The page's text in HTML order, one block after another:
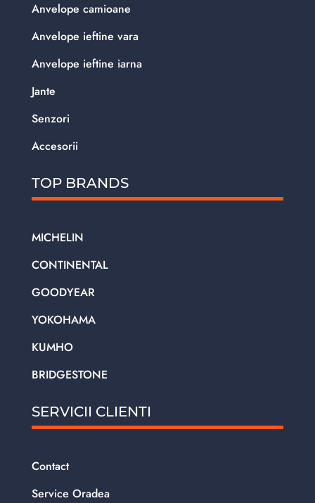
Anvelope camioane
Anvelope ieftine vara
Anvelope ieftine iarna
Jante
Senzori
Accesorii
TOP BRANDS
MICHELIN
CONTINENTAL
GOODYEAR
YOKOHAMA
KUMHO
BRIDGESTONE
SERVICII CLIENTI
Contact
Service Oradea